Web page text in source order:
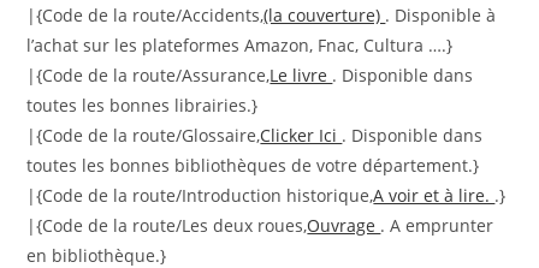
|{Code de la route/Accidents,(la couverture) . Disponible à
l’achat sur les plateformes Amazon, Fnac, Cultura ….}
|{Code de la route/Assurance,Le livre . Disponible dans
toutes les bonnes librairies.}
|{Code de la route/Glossaire,Clicker Ici . Disponible dans
toutes les bonnes bibliothèques de votre département.}
|{Code de la route/Introduction historique,A voir et à lire. .}
|{Code de la route/Les deux roues,Ouvrage . A emprunter
en bibliothèque.}